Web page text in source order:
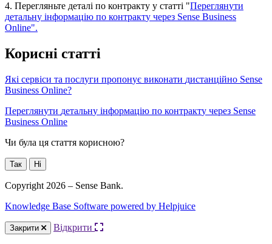
4. Перегляньте деталі по контракту у статті "Переглянути
детальну інформацію по контракту через Sense Business
Online".
Корисні статті
Які сервіси та послуги пропонує виконати дистанційно Sense
Business Online?
Переглянути детальну інформацію по контракту через Sense
Business Online
Чи була ця стаття корисною?
Так Ні
Copyright 2026 – Sense Bank.
Knowledge Base Software powered by Helpjuice
Закрити Відкрити